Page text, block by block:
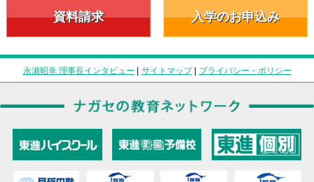
資料請求 入学のお申込み
永瀬昭幸 理事長インタビュー | サイトマップ| プライバシー・ポリシー